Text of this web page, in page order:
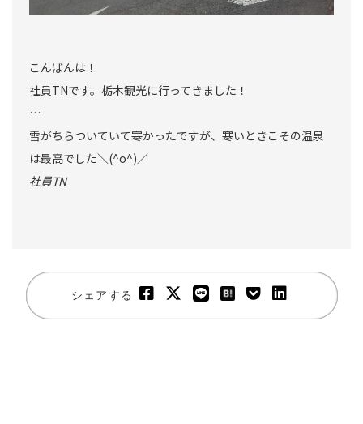
こんばんは！
社員TNです。栃木観光に行ってきました！
…
雪がちらついていて寒かったですが、寒いときこその温泉
は最高でした＼(^o^)／
社員TN
シェアする